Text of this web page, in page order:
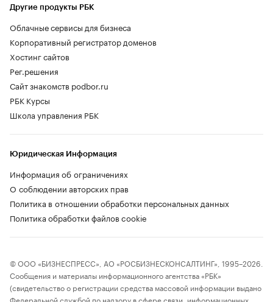
Другие продукты РБК
Облачные сервисы для бизнеса
Корпоративный регистратор доменов
Хостинг сайтов
Рег.решения
Сайт знакомств podbor.ru
РБК Курсы
Школа управления РБК
Юридическая Информация
Информация об ограничениях
О соблюдении авторских прав
Политика в отношении обработки персональных данных
Политика обработки файлов cookie
© ООО «БИЗНЕСПРЕСС», АО «РОСБИЗНЕСКОНСАЛТИНГ», 1995–2026.
Сообщения и материалы информационного агентства «РБК»
(свидетельство о регистрации средства массовой информации выдано
Федеральной службой по надзору в сфере связи, информационных